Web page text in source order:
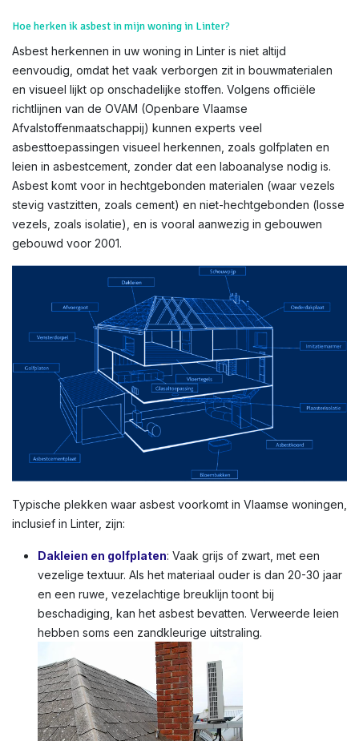
Hoe herken ik asbest in mijn woning in Linter?
Asbest herkennen in uw woning in Linter is niet altijd
eenvoudig, omdat het vaak verborgen zit in bouwmaterialen
en visueel lijkt op onschadelijke stoffen. Volgens officiële
richtlijnen van de OVAM (Openbare Vlaamse
Afvalstoffenmaatschappij) kunnen experts veel
asbesttoepassingen visueel herkennen, zoals golfplaten en
leien in asbestcement, zonder dat een laboanalyse nodig is.
Asbest komt voor in hechtgebonden materialen (waar vezels
stevig vastzitten, zoals cement) en niet-hechtgebonden (losse
vezels, zoals isolatie), en is vooral aanwezig in gebouwen
gebouwd voor 2001.
Typische plekken waar asbest voorkomt in Vlaamse woningen,
inclusief in Linter, zijn:
Dakleien en golfplaten: Vaak grijs of zwart, met een
vezelige textuur. Als het materiaal ouder is dan 20-30 jaar
en een ruwe, vezelachtige breuklijn toont bij
beschadiging, kan het asbest bevatten. Verweerde leien
hebben soms een zandkleurige uitstraling.